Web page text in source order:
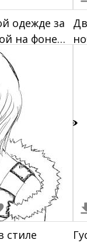
одежде за
на фоне
стиле